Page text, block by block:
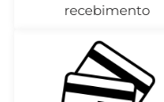
recebimento